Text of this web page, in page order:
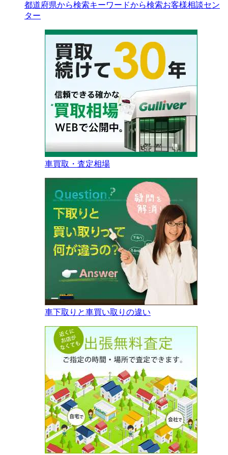
都道府県から検索キーワードから検索お客様相談セン
ター
車買取・査定相場
車下取りと車買い取りの違い